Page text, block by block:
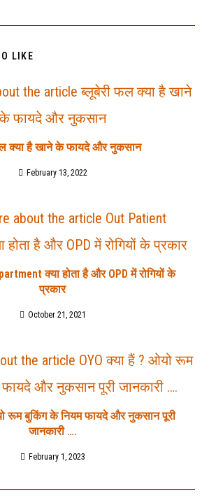
LIKE
क्या है खाने के फायदे और नुकसान
February 13, 2022
क्या होता है और OPD में रोगियों के
प्रकार
October 21, 2021
रूम बुकिंग के नियम फायदे और नुकसान पूरी
जानकारी ….
February 1, 2023